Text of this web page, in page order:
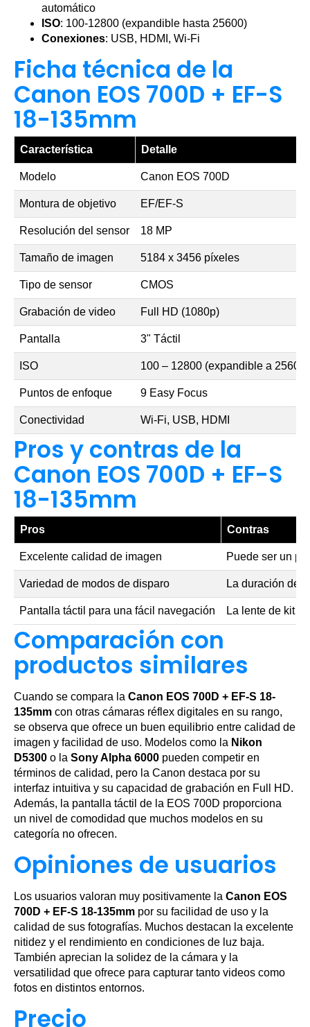
automático
ISO: 100-12800 (expandible hasta 25600)
Conexiones: USB, HDMI, Wi-Fi
Ficha técnica de la
Canon EOS 700D + EF-S
18-135mm
Característica Detalle
Modelo Canon EOS 700D
Montura de objetivo EF/EF-S
Resolución del sensor 18 MP
Tamaño de imagen 5184 x 3456 píxeles
Tipo de sensor CMOS
Grabación de video Full HD (1080p)
Pantalla 3" Táctil
ISO 100 – 12800 (expandible a 25600)
Puntos de enfoque 9 Easy Focus
Conectividad Wi-Fi, USB, HDMI
Pros y contras de la
Canon EOS 700D + EF-S
18-135mm
Pros Contras
Excelente calidad de imagen Puede ser un
Variedad de modos de disparo La duración de
Pantalla táctil para una fácil navegación La lente de kit
Comparación con
productos similares
Cuando se compara la Canon EOS 700D + EF-S 18-
135mm con otras cámaras réflex digitales en su rango,
se observa que ofrece un buen equilibrio entre calidad de
imagen y facilidad de uso. Modelos como la Nikon
D5300 o la Sony Alpha 6000 pueden competir en
términos de calidad, pero la Canon destaca por su
interfaz intuitiva y su capacidad de grabación en Full HD.
Además, la pantalla táctil de la EOS 700D proporciona
un nivel de comodidad que muchos modelos en su
categoría no ofrecen.
Opiniones de usuarios
Los usuarios valoran muy positivamente la Canon EOS
700D + EF-S 18-135mm por su facilidad de uso y la
calidad de sus fotografías. Muchos destacan la excelente
nitidez y el rendimiento en condiciones de luz baja.
También aprecian la solidez de la cámara y la
versatilidad que ofrece para capturar tanto videos como
fotos en distintos entornos.
Precio